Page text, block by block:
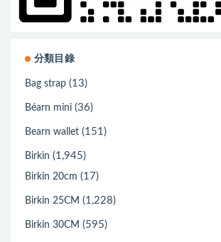
分類目錄
Bag strap (13)
Béarn mini (36)
Bearn wallet (151)
Birkin (1,945)
Birkin 20cm (17)
Birkin 25CM (1,228)
Birkin 30CM (595)